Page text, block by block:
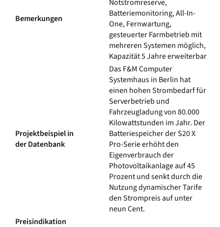
Bemerkungen
Notstromreserve,
Batteriemonitoring, All-In-
One, Fernwartung,
gesteuerter Farmbetrieb mit
mehreren Systemen möglich,
Kapazität 5 Jahre erweiterbar
Projektbeispiel in
der Datenbank
Das F&M Computer
Systemhaus in Berlin hat
einen hohen Strombedarf für
Serverbetrieb und
Fahrzeugladung von 80.000
Kilowattstunden im Jahr. Der
Batteriespeicher der S20 X
Pro-Serie erhöht den
Eigenverbrauch der
Photovoltaikanlage auf 45
Prozent und senkt durch die
Nutzung dynamischer Tarife
den Strompreis auf unter
neun Cent.
Preisindikation